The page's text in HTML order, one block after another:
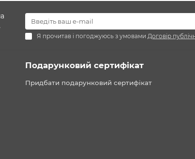
Я прочитав і погоджуюсь з умовами Договір
Подарунковий сертифікат
Придбати подарунковий сертифікат